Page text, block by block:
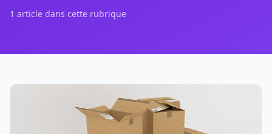
1 article dans cette rubrique